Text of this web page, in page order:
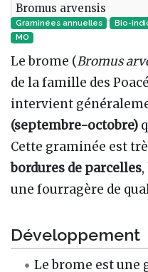
Bromus arvensis
Graminées annuelles Bio-
MO
Le brome (Bromus
de la famille des
intervient
(septembre-octobre)
Cette graminée est
bordures de parcelles
une fourragère de
Développement
Le brome est une